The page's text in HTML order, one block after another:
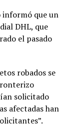
informó que un
DHL, que
el pasado
robados se
solicitado
afectadas han